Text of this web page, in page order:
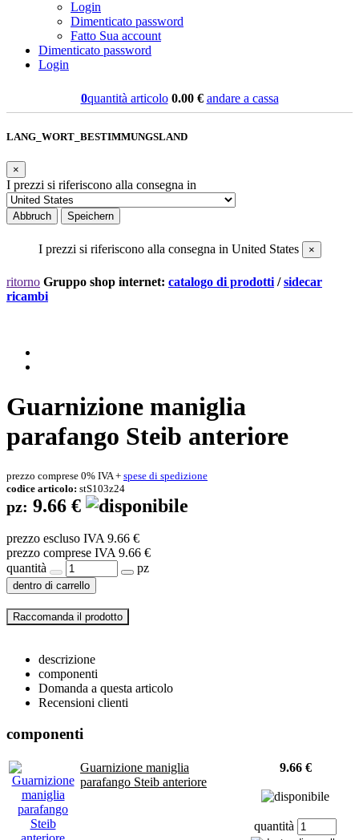
Login
Dimenticato password
Fatto Sua account
Dimenticato password
Login
0quantità articolo 0.00€ andare a cassa
LANG_WORT_BESTIMMUNGSLAND
×
I prezzi si riferiscono alla consegna in
Abbruch Speichern
I prezzi si riferiscono alla consegna in United States ×
ritorno Gruppo shop internet: catalogo di prodotti /sidecar
ricambi
Guarnizione maniglia
parafango Steib anteriore
prezzo comprese 0% IVA + spese di spedizione
codice articolo: stS103z24
pz: 9.66 €
prezzo escluso IVA 9.66 €
prezzo comprese IVA 9.66 €
quantità
pz
dentro di carrello
descrizione
componenti
Domanda a questa articolo
Recensioni clienti
componenti
Guarnizione maniglia
parafango Steib anteriore
9.66 €
quantità